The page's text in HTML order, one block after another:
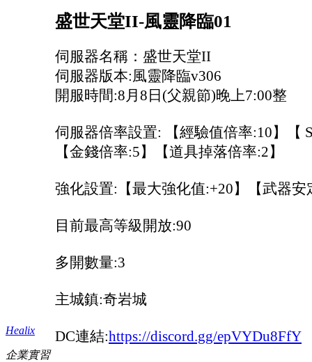
Healix
企業實習
盛世天堂II-風靈降臨01
伺服器名稱：盛世天堂II
伺服器版本:風靈降臨v306
開服時間:8月8日(父親節)晚上7:00整
伺服器倍率設置: 【經驗值倍率:10】【
【金錢倍率:5】【道具掉落倍率:2】
強化設置:【最大強化值:+20】【武器
目前最高等級開放:90
多開數量:3
主城鎮:奇岩城
DC連結:https://discord.gg/epVYDu8FfY